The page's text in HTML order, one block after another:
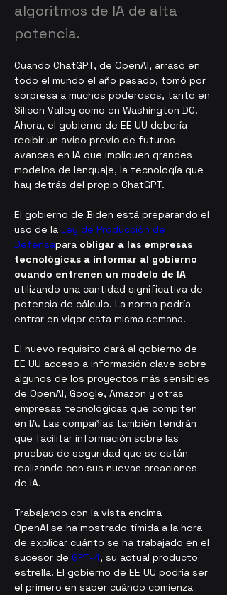
algoritmos de IA de alta
potencia.
Cuando ChatGPT, de OpenAI, arrasó en
todo el mundo el año pasado, tomó por
sorpresa a muchos poderosos, tanto en
Silicon Valley como en Washington DC.
Ahora, el gobierno de EE UU debería
recibir un aviso previo de futuros
avances en IA que impliquen grandes
modelos de lenguaje, la tecnología que
hay detrás del propio ChatGPT.
El gobierno de Biden está preparando el
uso de la Ley de Producción de
Defensapara obligar a las empresas
tecnológicas a informar al gobierno
cuando entrenen un modelo de IA
utilizando una cantidad significativa de
potencia de cálculo. La norma podría
entrar en vigor esta misma semana.
El nuevo requisito dará al gobierno de
EE UU acceso a información clave sobre
algunos de los proyectos más sensibles
de OpenAI, Google, Amazon y otras
empresas tecnológicas que compiten
en IA. Las compañías también tendrán
que facilitar información sobre las
pruebas de seguridad que se están
realizando con sus nuevas creaciones
de IA.
Trabajando con la vista encima
OpenAI se ha mostrado tímida a la hora
de explicar cuánto se ha trabajado en el
sucesor de GPT-4, su actual producto
estrella. El gobierno de EE UU podría ser
el primero en saber cuándo comienza